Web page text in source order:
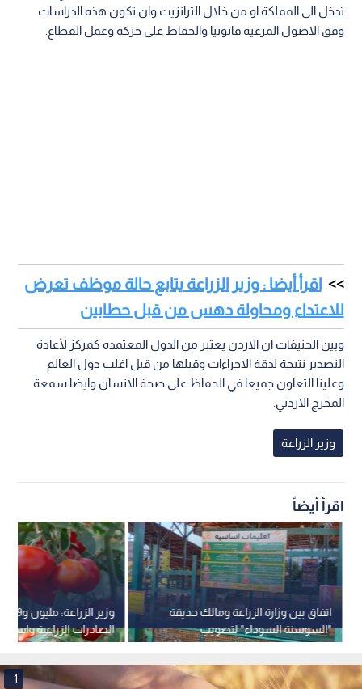
تدخل الى المملكة او من خلال الترانزيت وان تكون هذه الدراسات
وفق الاصول المرعية قانونيا والحفاظ على حركة وعمل القطاع.
اقرأ أيضا : وزير الزراعة يتابع حالة موظف تعرض
للاعتداء ومحاولة دهس من قبل حطابين
وبين الحنيفات ان الاردن يعتبر من الدول المعتمده كمركز لأعادة
التصدير نتيجة لدقة الاجراءات وقبلها من قبل اغلب دول العالم
وعلينا التعاون جميعا في الحفاظ على صحة الانسان وايضا سمعة
المخرج الاردني.
وزير الزراعة
اقرأ أيضاً
الصادرات الزراعية واستفادة 500
اتفاق بين وزارة الزراعة ومالك حديقة
"السوسنة السوداء" لتصويب
المخالفات تمهيدا لفتحها
1